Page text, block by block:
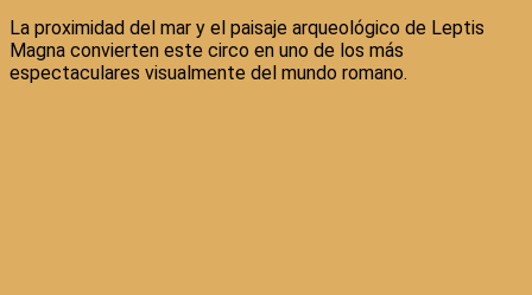
La proximidad del mar y el paisaje arqueológico de Leptis
Magna convierten este circo en uno de los más
espectaculares visualmente del mundo romano.